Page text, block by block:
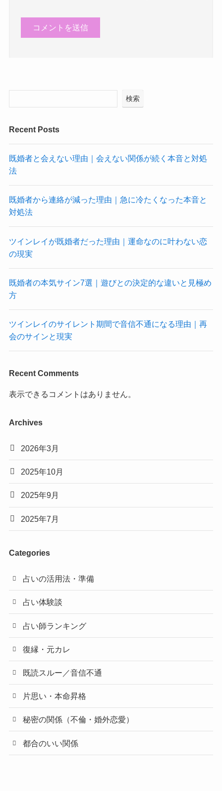
検索
Recent Posts
既婚者と会えない理由｜会えない関係が続く本音と対処
法
既婚者から連絡が減った理由｜急に冷たくなった本音と
対処法
ツインレイが既婚者だった理由｜運命なのに叶わない恋
の現実
既婚者の本気サイン7選｜遊びとの決定的な違いと見極め
方
ツインレイのサイレント期間で音信不通になる理由｜再
会のサインと現実
Recent Comments
表示できるコメントはありません。
Archives
2026年3月
2025年10月
2025年9月
2025年7月
Categories
占いの活用法・準備
占い体験談
占い師ランキング
復縁・元カレ
既読スルー／音信不通
片思い・本命昇格
秘密の関係（不倫・婚外恋愛）
都合のいい関係